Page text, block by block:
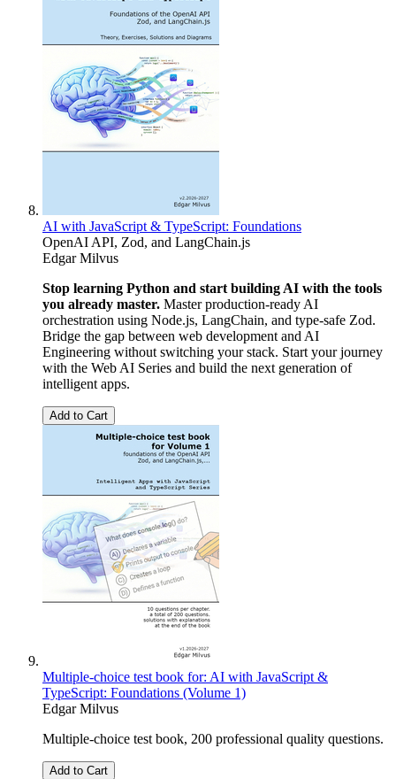
AI with JavaScript & TypeScript: Foundations
OpenAI API, Zod, and LangChain.js
Edgar Milvus
Stop learning Python and start building AI with the tools
you already master. Master production-ready AI
orchestration using Node.js, LangChain, and type-safe Zod.
Bridge the gap between web development and AI
Engineering without switching your stack. Start your journey
with the Web AI Series and build the next generation of
intelligent apps.
Add to Cart
Multiple-choice test book for: AI with JavaScript &
TypeScript: Foundations (Volume 1)
Edgar Milvus
Multiple-choice test book, 200 professional quality questions.
Add to Cart